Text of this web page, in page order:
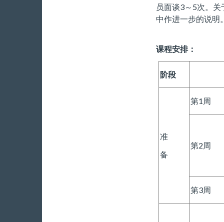
员面谈3～5次。
中作进一步的说明
课程安排：
阶段
准
备
第1周
第2周
第3周